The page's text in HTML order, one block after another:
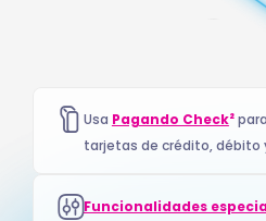
Usa Pagando Check2
tarjetas de crédito, débito
Funcionalidades